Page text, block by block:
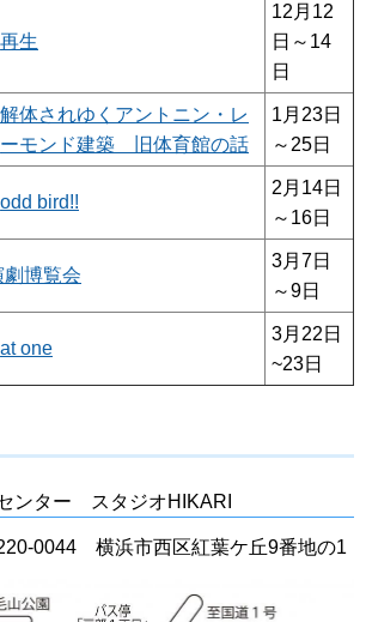
再生
12月12
日～14
日
解体されゆくアントニン・レ
ーモンド建築 旧体育館の話
1月23日
～25日
odd bird!!
2月14日
～16日
博覧会
3月7日
～9日
at one
3月22日
~23日
ンター スタジオHIKARI
0044 横浜市西区紅葉ケ丘9番地の1